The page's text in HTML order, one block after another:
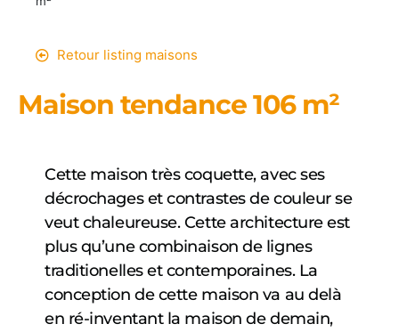
Retour listing maisons
Maison tendance 106 m²
Cette maison très coquette, avec ses
décrochages et contrastes de couleur se
veut chaleureuse. Cette architecture est
plus qu’une combinaison de lignes
traditionelles et contemporaines. La
conception de cette maison va au delà
en ré-inventant la maison de demain,